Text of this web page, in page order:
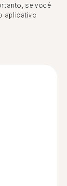
se você
aplicativo